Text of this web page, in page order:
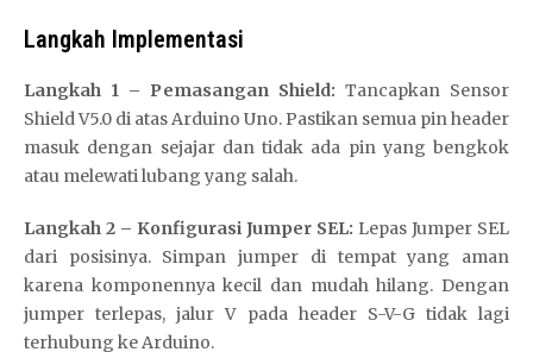
Langkah Implementasi
Langkah 1 – Pemasangan Shield: Tancapkan Sensor
Shield V5.0 di atas Arduino Uno. Pastikan semua pin header
masuk dengan sejajar dan tidak ada pin yang bengkok
atau melewati lubang yang salah.
Langkah 2 – Konfigurasi Jumper SEL: Lepas Jumper SEL
dari posisinya. Simpan jumper di tempat yang aman
karena komponennya kecil dan mudah hilang. Dengan
jumper terlepas, jalur V pada header S-V-G tidak lagi
terhubung ke Arduino.